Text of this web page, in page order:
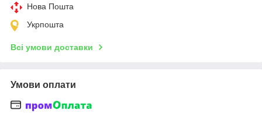
Нова Пошта
Укрпошта
Всі умови доставки
Умови оплати